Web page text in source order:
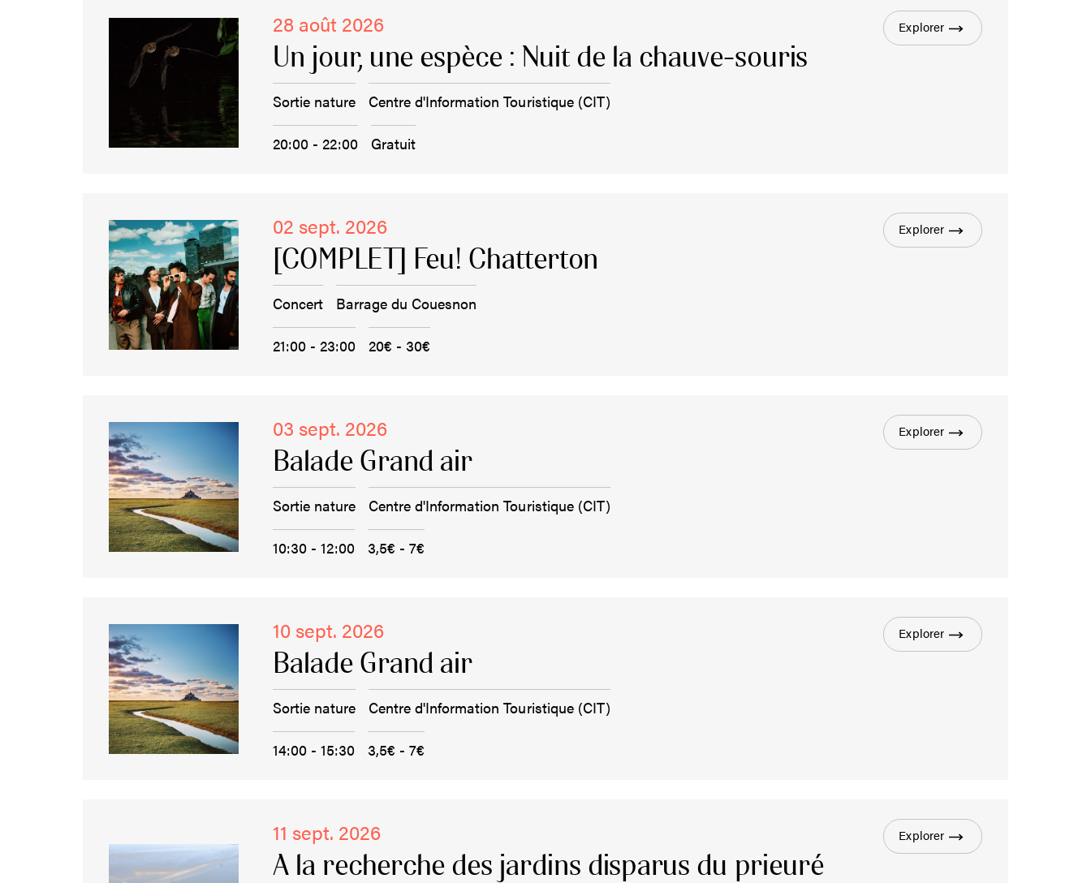
28 août 2026
Un jour, une espèce : Nuit de la chauve-souris
Sortie nature Centre d'Information Touristique (CIT)
20:00 - 22:00 Gratuit
Explorer
02 sept. 2026
[COMPLET] Feu! Chatterton
Concert Barrage du Couesnon
21:00 - 23:00 20€ - 30€
Explorer
03 sept. 2026
Balade Grand air
Sortie nature Centre d'Information Touristique (CIT)
10:30 - 12:00 3,5€ - 7€
Explorer
10 sept. 2026
Balade Grand air
Sortie nature Centre d'Information Touristique (CIT)
14:00 - 15:30 3,5€ - 7€
Explorer
11 sept. 2026
A la recherche des jardins disparus du prieuré
Explorer